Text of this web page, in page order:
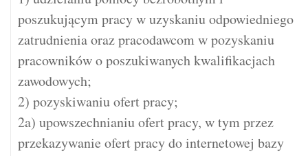
poszukującym pracy w uzyskaniu odpowiedniego
zatrudnienia oraz pracodawcom w pozyskaniu
pracowników o poszukiwanych kwalifikacjach
zawodowych;
2) pozyskiwaniu ofert pracy;
2a) upowszechnianiu ofert pracy, w tym przez
przekazywanie ofert pracy do internetowej bazy